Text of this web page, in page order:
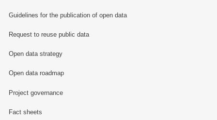
Guidelines for the publication of open data
Request to reuse public data
Open data strategy
Open data roadmap
Project governance
Fact sheets